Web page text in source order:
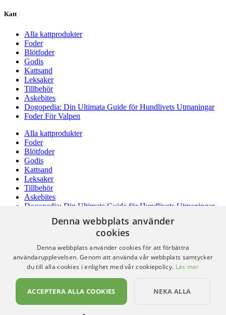
Katt
Alla kattprodukter
Foder
Blötfoder
Godis
Kattsand
Leksaker
Tillbehör
Askebites
Dogopedia: Din Ultimata Guide för Hundlivets Utmaningar
Foder För Valpen
Alla kattprodukter
Foder
Blötfoder
Godis
Kattsand
Leksaker
Tillbehör
Askebites
Dogopedia: Din Ultimata Guide för Hundlivets Utmaningar
Om oss
Hitta hit
Om oss
Denna webbplats använder
cookies
Denna webbplats använder cookies för att förbättra
användarupplevelsen. Genom att använda vår webbplats samtycker
du till alla cookies i enlighet med vår cookiepolicy. Läs mer
ACCEPTERA ALLA COOKIES NEKA ALLA